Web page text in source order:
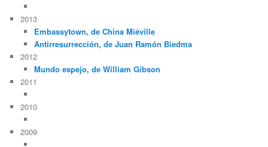
2013
Embassytown, de China Miéville
Antirresurrección, de Juan Ramón Biedma
2012
Mundo espejo, de William Gibson
2011
2010
2009